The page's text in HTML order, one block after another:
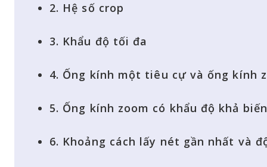
2. Hệ số crop
3. Khẩu độ tối đa
4. Ống kính một tiêu cự và ống kính
5. Ống kính zoom có khẩu độ khả
6. Khoảng cách lấy nét gần nhất và